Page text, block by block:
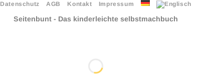
Datenschutz AGB Kontakt Impressum
Seitenbunt - Das kinderleichte selbstmachbuch